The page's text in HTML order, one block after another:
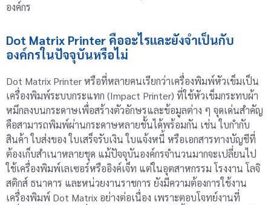
องค์กร
Dot Matrix Printer คืออะไรและยังจำเป็นกับ
องค์กรในปัจจุบันหรือไม่
Dot Matrix Printer หรือที่หลายคนเรียกว่าเครื่องพิมพ์หัวเข็มเป็น
เครื่องพิมพ์ระบบกระแทก (Impact Printer) ที่ใช้หัวเข็มกระทบผ้า
หมึกลงบนกระดาษเพื่อสร้างตัวอักษรและข้อมูลต่าง ๆ จุดเด่นสำคัญ
คือสามารถพิมพ์ผ่านกระดาษหลายชั้นได้พร้อมกัน เช่น ใบกำกับ
สินค้า ใบส่งของ ใบเสร็จรับเงิน ใบแจ้งหนี้ หรือเอกสารทางบัญชีที่
ต้องเก็บสำเนาหลายชุด แม้ปัจจุบันองค์กรจำนวนมากจะเปลี่ยนไป
ใช้เครื่องพิมพ์เลเซอร์หรืออิงค์เจ็ท แต่ในอุตสาหกรรม โรงงาน โลจิ
สติกส์ ธนาคาร และหน่วยงานราชการ ยังมีความต้องการใช้งาน
เครื่องพิมพ์ Dot Matrix อย่างต่อเนื่อง เพราะตอบโจทย์งานที่